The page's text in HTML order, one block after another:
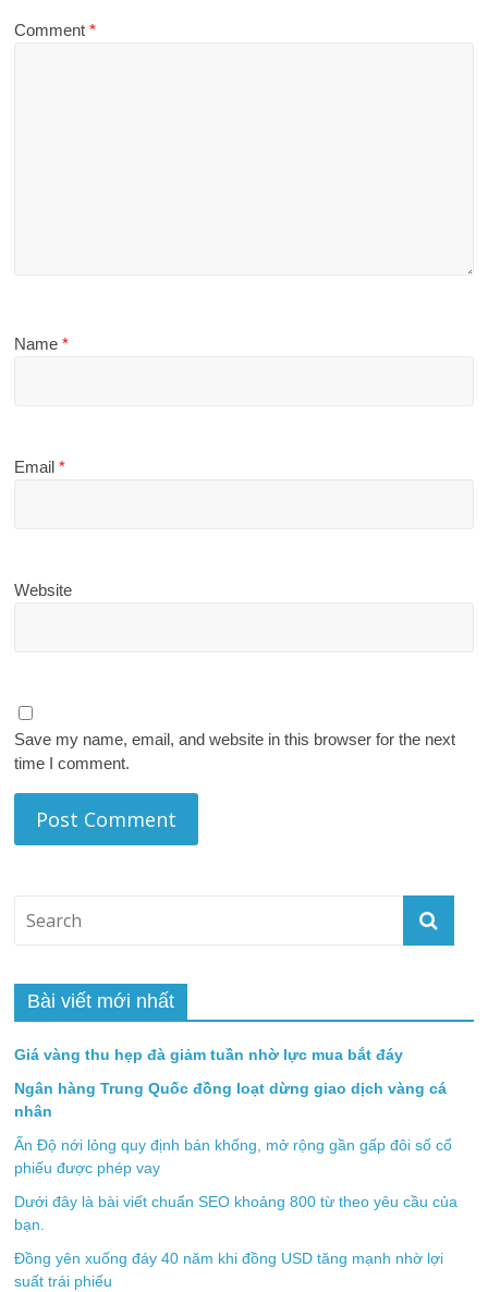
Comment*
Name*
Email*
Website
Save my name, email, and website in this browser for the next
time I comment.
Bài viết mới nhất
Giá vàng thu hẹp đà giảm tuần nhờ lực mua bắt đáy
Ngân hàng Trung Quốc đồng loạt dừng giao dịch vàng cá
nhân
Ấn Độ nới lỏng quy định bán khống, mở rộng gần gấp đôi số cổ
phiếu được phép vay
Dưới đây là bài viết chuẩn SEO khoảng 800 từ theo yêu cầu của
bạn.
Đồng yên xuống đáy 40 năm khi đồng USD tăng mạnh nhờ lợi
suất trái phiếu